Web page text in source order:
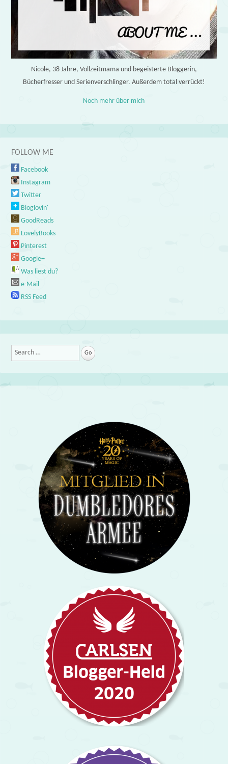
Nicole, 38 Jahre, Vollzeitmama und begeisterte Bloggerin,
Bücherfresser und Serienverschlinger. Außerdem total verrückt!
Noch mehr über mich
FOLLOW ME
Facebook
Instagram
Twitter
Bloglovin'
GoodReads
LovelyBooks
Pinterest
Google+
Was liest du?
e-Mail
RSS Feed
Search